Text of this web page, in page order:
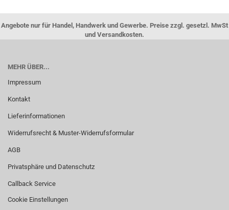
Angebote nur für Handel, Handwerk und Gewerbe. Preise zzgl. gesetzl. MwSt
und Versandkosten.
MEHR ÜBER...
Impressum
Kontakt
Lieferinformationen
Widerrufsrecht & Muster-Widerrufsformular
AGB
Privatsphäre und Datenschutz
Callback Service
Cookie Einstellungen